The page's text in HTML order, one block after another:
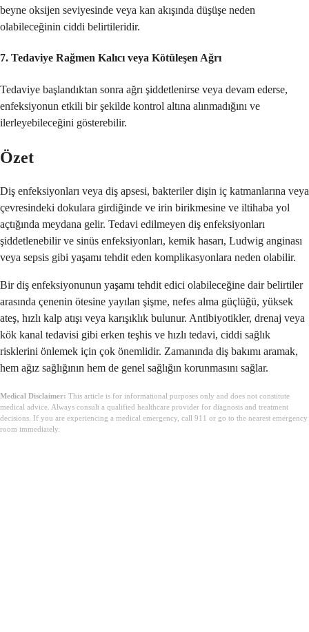
beyne oksijen seviyesinde veya kan akışında düşüşe neden
olabileceğinin ciddi belirtileridir.
7. Tedaviye Rağmen Kalıcı veya Kötüleşen Ağrı
Tedaviye başlandıktan sonra ağrı şiddetlenirse veya devam ederse,
enfeksiyonun etkili bir şekilde kontrol altına alınmadığını ve
ilerleyebileceğini gösterebilir.
Özet
Diş enfeksiyonları veya diş apsesi, bakteriler dişin iç katmanlarına veya
çevresindeki dokulara girdiğinde ve irin birikmesine ve iltihaba yol
açtığında meydana gelir. Tedavi edilmeyen diş enfeksiyonları
şiddetlenebilir ve sinüs enfeksiyonları, kemik hasarı, Ludwig anginası
veya sepsis gibi yaşamı tehdit eden komplikasyonlara neden olabilir.
Bir diş enfeksiyonunun yaşamı tehdit edici olabileceğine dair belirtiler
arasında çenenin ötesine yayılan şişme, nefes alma güçlüğü, yüksek
ateş, hızlı kalp atışı veya karışıklık bulunur. Antibiyotikler, drenaj veya
kök kanal tedavisi gibi erken teşhis ve hızlı tedavi, ciddi sağlık
risklerini önlemek için çok önemlidir. Zamanında diş bakımı aramak,
hem ağız sağlığının hem de genel sağlığın korunmasını sağlar.
Medical Disclaimer: This article is for informational purposes only and does not constitute
medical advice. Always consult a qualified healthcare provider for diagnosis and treatment
decisions. If you are experiencing a medical emergency, call 911 or go to the nearest emergency
room immediately.